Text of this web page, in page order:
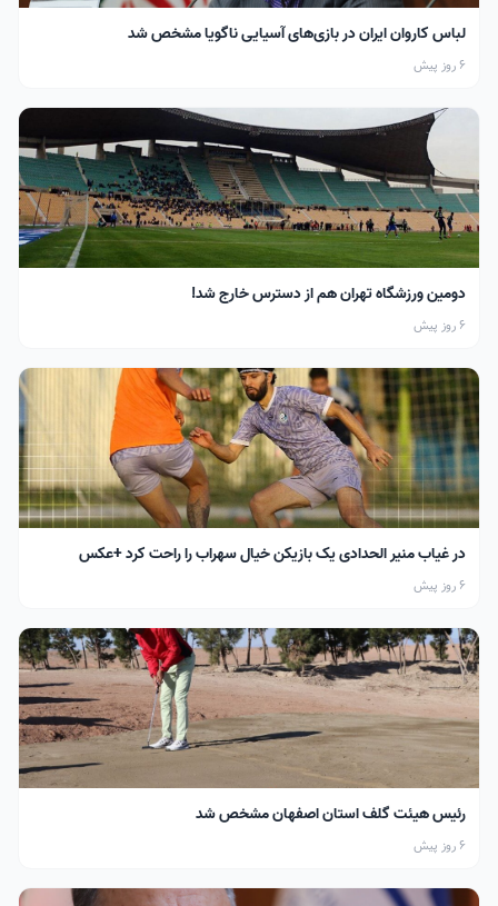
لباس کاروان ایران در بازی‌های آسیایی ناگویا مشخص شد
6 روز پیش
دومین ورزشگاه تهران هم از دسترس خارج شد!
6 روز پیش
در غیاب منیر الحدادی یک بازیکن خیال سهراب را راحت کرد +عکس
6 روز پیش
رئیس هیئت گلف استان اصفهان مشخص شد
6 روز پیش